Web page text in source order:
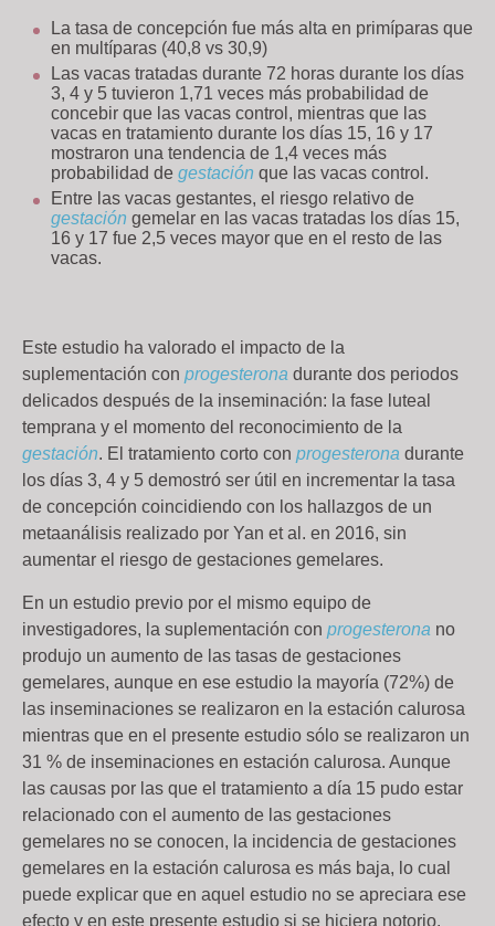
La tasa de concepción fue más alta en primíparas que
en multíparas (40,8 vs 30,9)
Las vacas tratadas durante 72 horas durante los días
3, 4 y 5 tuvieron 1,71 veces más probabilidad de
concebir que las vacas control, mientras que las
vacas en tratamiento durante los días 15, 16 y 17
mostraron una tendencia de 1,4 veces más
probabilidad de gestación que las vacas control.
Entre las vacas gestantes, el riesgo relativo de
gestación gemelar en las vacas tratadas los días 15,
16 y 17 fue 2,5 veces mayor que en el resto de las
vacas.
Este estudio ha valorado el impacto de la
suplementación con progesterona durante dos periodos
delicados después de la inseminación: la fase luteal
temprana y el momento del reconocimiento de la
gestación. El tratamiento corto con progesterona durante
los días 3, 4 y 5 demostró ser útil en incrementar la tasa
de concepción coincidiendo con los hallazgos de un
metaanálisis realizado por Yan et al. en 2016, sin
aumentar el riesgo de gestaciones gemelares.
En un estudio previo por el mismo equipo de
investigadores, la suplementación con progesterona no
produjo un aumento de las tasas de gestaciones
gemelares, aunque en ese estudio la mayoría (72%) de
las inseminaciones se realizaron en la estación calurosa
mientras que en el presente estudio sólo se realizaron un
31 % de inseminaciones en estación calurosa. Aunque
las causas por las que el tratamiento a día 15 pudo estar
relacionado con el aumento de las gestaciones
gemelares no se conocen, la incidencia de gestaciones
gemelares en la estación calurosa es más baja, lo cual
puede explicar que en aquel estudio no se apreciara ese
efecto y en este presente estudio si se hiciera notorio.